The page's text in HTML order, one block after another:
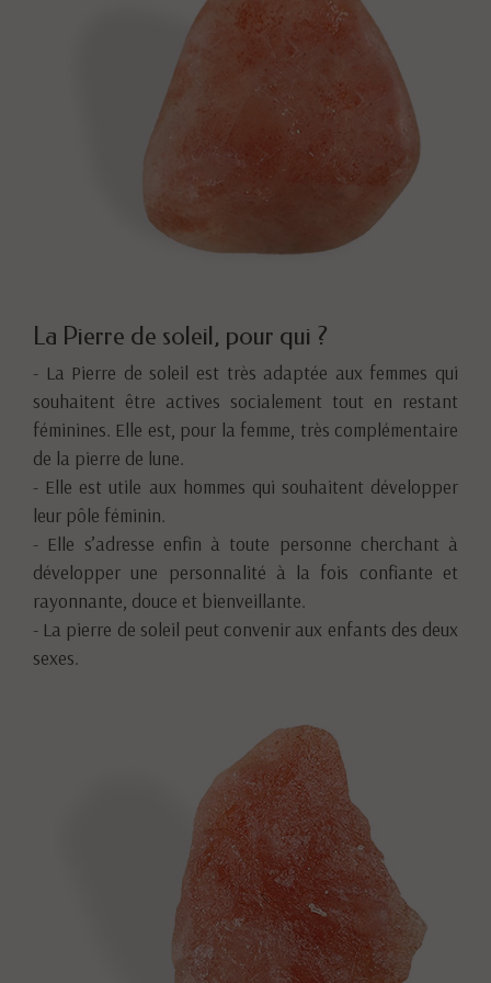
La Pierre de soleil, pour qui ?
- La Pierre de soleil est très adaptée aux femmes qui
souhaitent être actives socialement tout en restant
féminines. Elle est, pour la femme, très complémentaire
de la pierre de lune.
- Elle est utile aux hommes qui souhaitent développer
leur pôle féminin.
- Elle s’adresse enfin à toute personne cherchant à
développer une personnalité à la fois confiante et
rayonnante, douce et bienveillante.
- La pierre de soleil peut convenir aux enfants des deux
sexes.